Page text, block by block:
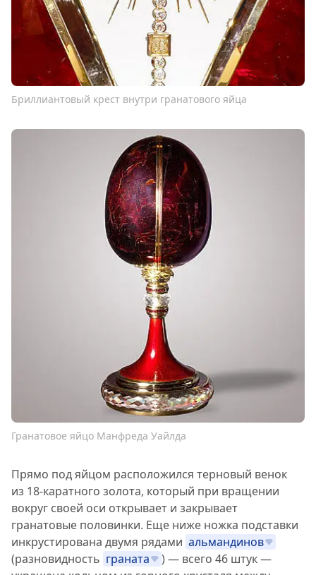
Бриллиантовый крест внутри гранатового яйца
Гранатовое яйцо Манфреда Уайлда
Прямо под яйцом расположился терновый венок
из 18-каратного золота, который при вращении
вокруг своей оси открывает и закрывает
гранатовые половинки. Еще ниже ножка подставки
инкрустирована двумя рядами альмандинов
(разновидность граната
) — всего 46 штук —